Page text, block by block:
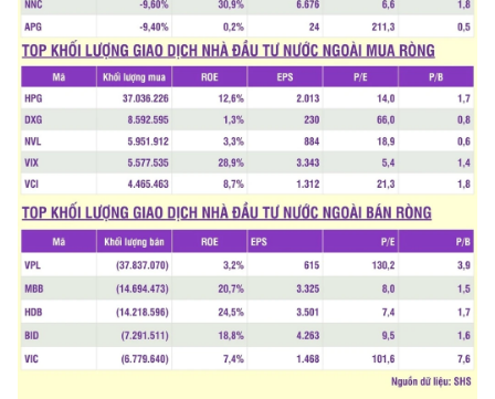
Đông Nam Bộ
Đồng bằng sông Cửu Long
Chuyên trang Hà Nội
Chuyên trang TP. Hồ Chí Minh
CHUYÊN ĐỀ
CÁC CHUYÊN TRANG
VỀ BÁO NHÂN DÂN